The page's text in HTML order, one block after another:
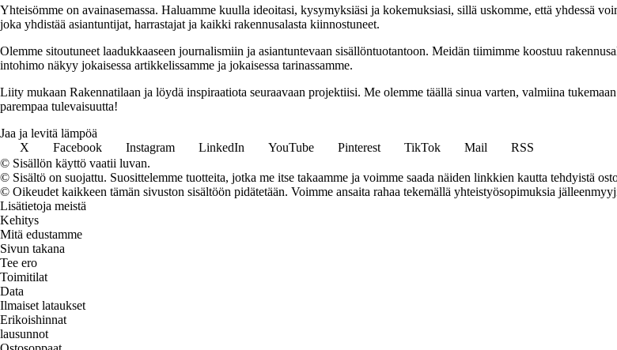
Yhteisömme on avainasemassa. Haluamme kuulla ideoitasi, kysymyksiäsi ja kokemuksiasi, sillä uskomme, että yhdessä
joka yhdistää asiantuntijat, harrastajat ja kaikki rakennusalasta kiinnostuneet.
Olemme sitoutuneet laadukkaaseen journalismiin ja asiantuntevaan sisällöntuotantoon. Meidän tiimimme koostuu
intohimo näkyy jokaisessa artikkelissamme ja jokaisessa tarinassamme.
Liity mukaan Rakennatilaan ja löydä inspiraatiota seuraavaan projektiisi. Me olemme täällä sinua varten, valmiina
parempaa tulevaisuutta!
Jaa ja levitä lämpöä
X
Facebook Instagram LinkedIn YouTube Pinterest TikTok Mail
RSS
© Sisällön käyttö vaatii luvan.
© Sisältö on suojattu. Suosittelemme tuotteita, jotka me itse takaamme ja voimme saada näiden linkkien kautta tehdyistä
© Oikeudet kaikkeen tämän sivuston sisältöön pidätetään. Voimme ansaita rahaa tekemällä yhteistyösopimuksia
Lisätietoja meistä
Kehitys
Mitä edustamme
Sivun takana
Tee ero
Toimitilat
Data
Ilmaiset lataukset
Erikoishinnat
lausunnot